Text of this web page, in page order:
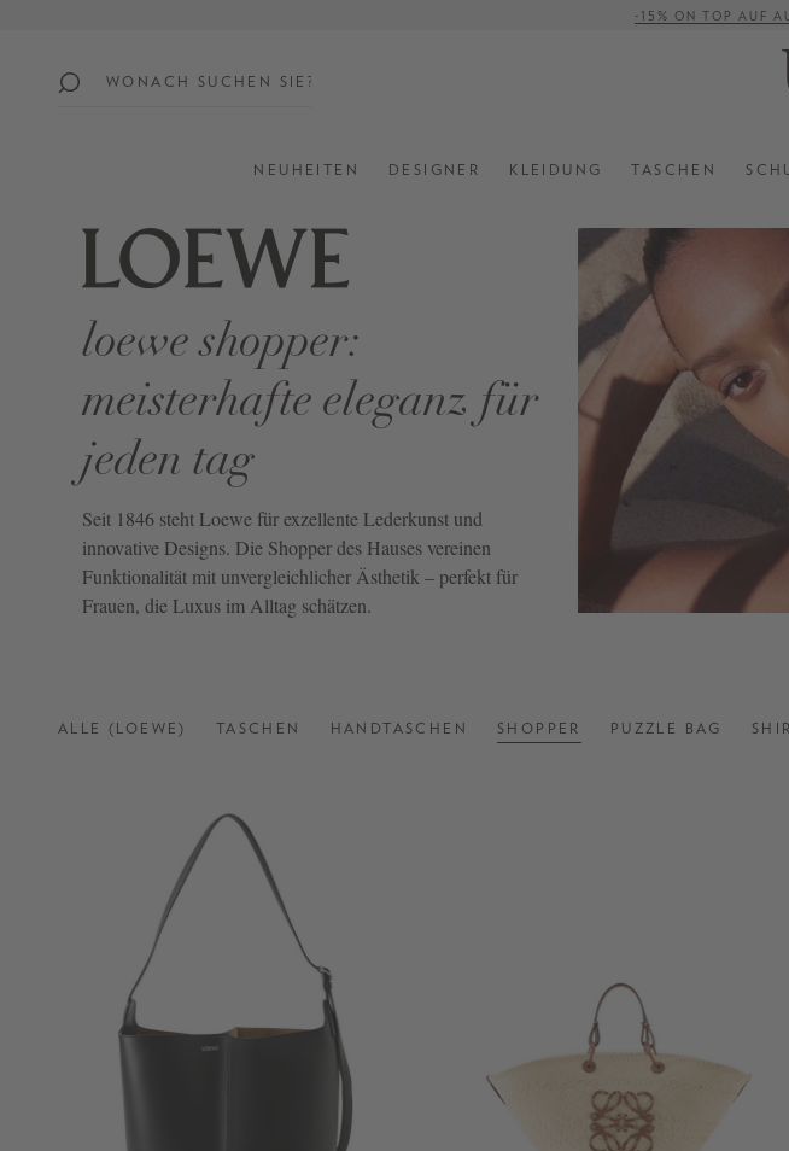
-15% ON TOP AUF
SALE:
UP
60%
OFF
SHOP
ALL
NEW
STYLES
26
NEUHEITEN DESIGNER KLEIDUNG TASCHEN
loewe shopper:
meisterhafte eleganz für
jeden tag
Seit 1846 steht Loewe für exzellente Lederkunst und
innovative Designs. Die Shopper des Hauses vereinen
Funktionalität mit unvergleichlicher Ästhetik – perfekt für
Frauen, die Luxus im Alltag schätzen.
ALLE (LOEWE) TASCHEN HANDTASCHEN SHOPPER PUZZLE BAG